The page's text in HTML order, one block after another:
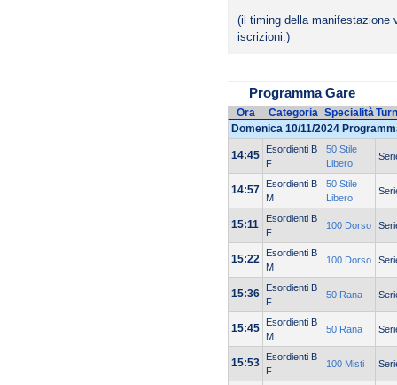
(il timing della manifestazione
iscrizioni.)
Programma Gare
Ora Categoria Specialità
Domenica 10/11/2024
14:45
Esordienti B
F
50 Stile
Libero
14:57
Esordienti B
M
50 Stile
Libero
15:11
Esordienti B
F
100 Dorso
15:22
Esordienti B
M
100 Dorso
15:36
Esordienti B
F
50 Rana
15:45
Esordienti B
M
50 Rana
15:53
Esordienti B
F
100 Misti